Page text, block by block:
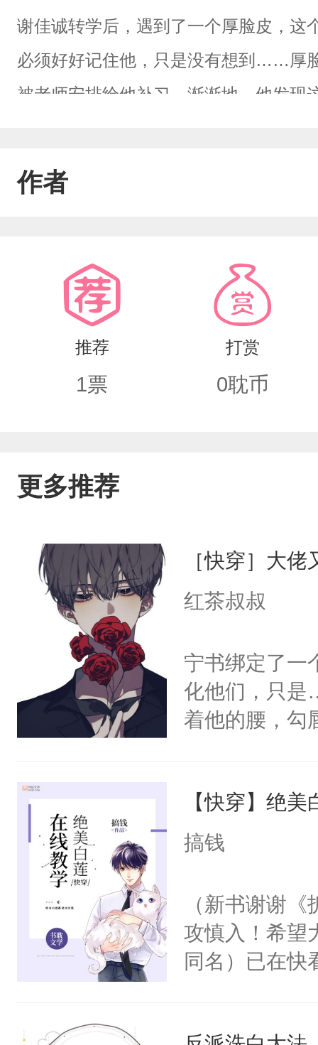
谢佳诚转学后，遇到了一个厚脸皮，这
必须好好记住他，只是没有想到……厚
被老师安排给他补习。渐渐地，他发现
像破开他世界黑暗的那束光。谢佳诚
要打上去江梓忆直接站起来，亲了他
作者
推荐
1票
打赏
0耽币
更多推荐
［快穿］大
红茶叔叔
宁书绑定了一
化他们，只是
着他的腰，勾
来，给老公
用力——为你
【快穿】绝
搞钱
（新书谢谢
攻慎入！希望
同名）已在快